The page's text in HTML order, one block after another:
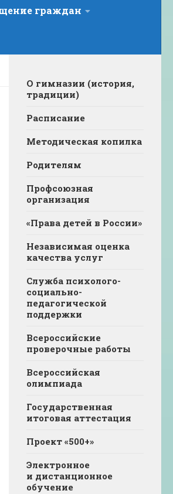
граждан
О гимназии (история,
традиции)
Расписание
Методическая копилка
Родителям
Профсоюзная
организация
«Права детей в России»
Независимая оценка
качества услуг
Служба психолого-
социально-
педагогической
поддержки
Всероссийские
проверочные работы
Всероссийская
олимпиада
Государственная
итоговая аттестация
Проект «500+»
Электронное
и дистанционное
обучение